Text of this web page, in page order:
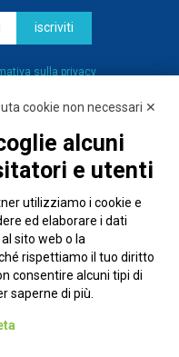
iscriviti
sulla privacy
00198 Roma
cookie non necessari ✕
alcuni
e utenti
utilizziamo i cookie e
ed elaborare i dati
sito web o la
rispettiamo il tuo diritto
consentire alcuni tipi di
saperne di più.